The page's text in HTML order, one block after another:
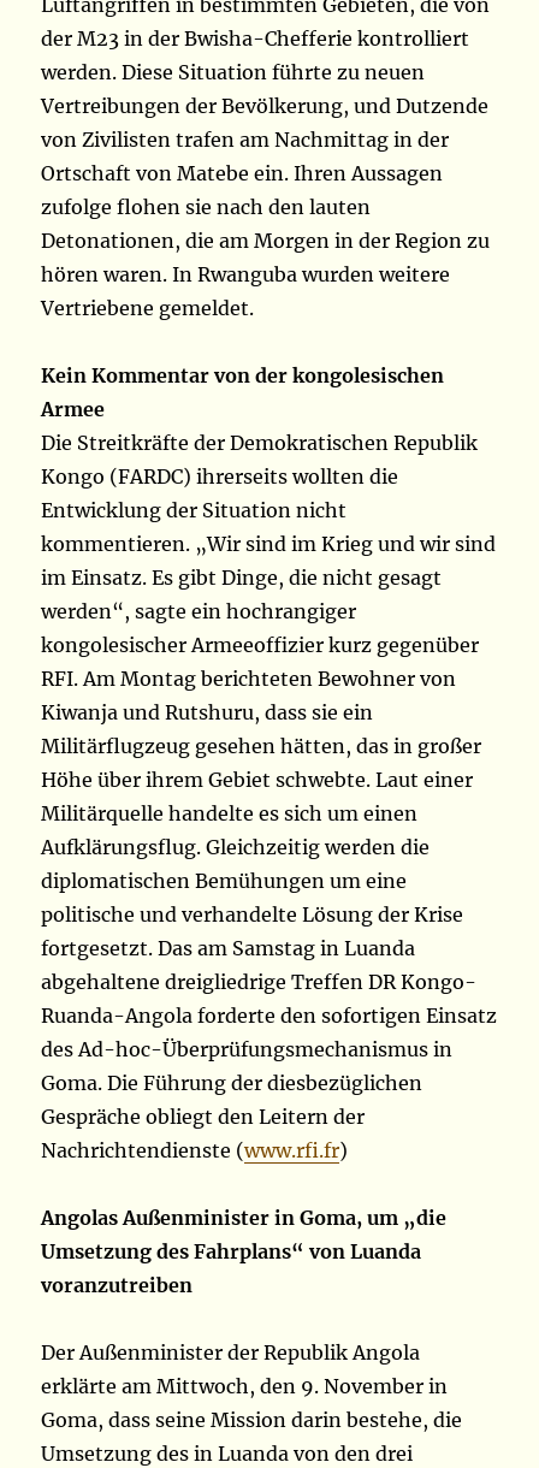
Luftangriffen in bestimmten Gebieten, die von
der M23 in der Bwisha-Chefferie kontrolliert
werden. Diese Situation führte zu neuen
Vertreibungen der Bevölkerung, und Dutzende
von Zivilisten trafen am Nachmittag in der
Ortschaft von Matebe ein. Ihren Aussagen
zufolge flohen sie nach den lauten
Detonationen, die am Morgen in der Region zu
hören waren. In Rwanguba wurden weitere
Vertriebene gemeldet.
Kein Kommentar von der kongolesischen
Armee
Die Streitkräfte der Demokratischen Republik
Kongo (FARDC) ihrerseits wollten die
Entwicklung der Situation nicht
kommentieren. „Wir sind im Krieg und wir sind
im Einsatz. Es gibt Dinge, die nicht gesagt
werden“, sagte ein hochrangiger
kongolesischer Armeeoffizier kurz gegenüber
RFI. Am Montag berichteten Bewohner von
Kiwanja und Rutshuru, dass sie ein
Militärflugzeug gesehen hätten, das in großer
Höhe über ihrem Gebiet schwebte. Laut einer
Militärquelle handelte es sich um einen
Aufklärungsflug. Gleichzeitig werden die
diplomatischen Bemühungen um eine
politische und verhandelte Lösung der Krise
fortgesetzt. Das am Samstag in Luanda
abgehaltene dreigliedrige Treffen DR Kongo-
Ruanda-Angola forderte den sofortigen Einsatz
des Ad-hoc-Überprüfungsmechanismus in
Goma. Die Führung der diesbezüglichen
Gespräche obliegt den Leitern der
Nachrichtendienste (www.rfi.fr)
Angolas Außenminister in Goma, um „die
Umsetzung des Fahrplans“ von Luanda
voranzutreiben
Der Außenminister der Republik Angola
erklärte am Mittwoch, den 9. November in
Goma, dass seine Mission darin bestehe, die
Umsetzung des in Luanda von den drei